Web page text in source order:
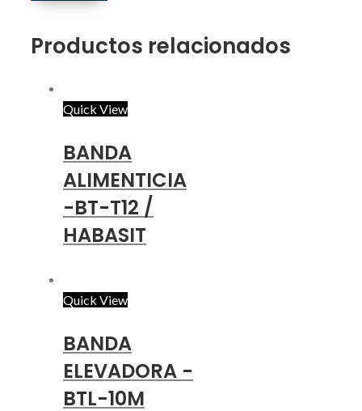
Productos relacionados
Quick View
BANDA
ALIMENTICIA
-BT-T12 /
HABASIT
Quick View
BANDA
ELEVADORA -
BTL-10M